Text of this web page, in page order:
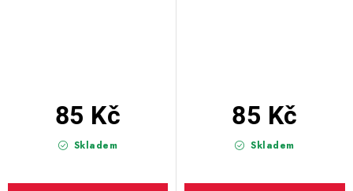
Skladem
85 Kč
Skladem
85 Kč